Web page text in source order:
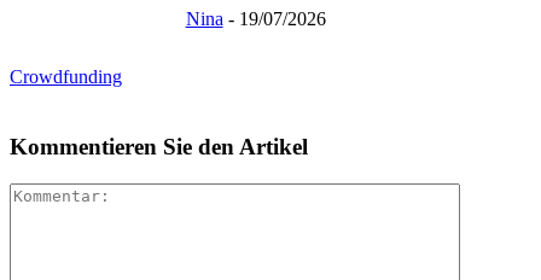
Crowdfunding
Nina - 19/07/2026
Kommentieren Sie den Artikel